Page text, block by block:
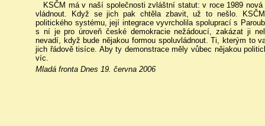
KSČM má v naší společnosti zvláštní statut: v roce 1989
vládnout. Když se jich pak chtěla zbavit, už to nešlo.
politického systému, její integrace vyvrcholila spoluprací s
s ní je pro úroveň české demokracie nežádoucí, zakázat ji
nevadí, když bude nějakou formou spoluvládnout. Ti, kterým to
jich řádově tisíce. Aby ty demonstrace měly vůbec nějakou
víc.
Mladá fronta Dnes 19. června 2006